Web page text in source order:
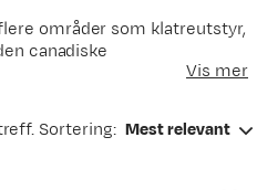
områder som klatreutstyr,
canadiske
skalljakken Alpha SV som
og Theta-buksene er fast
Vis mer
Sortering: Mest relevant